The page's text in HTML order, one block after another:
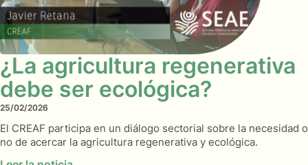
¿La agricultura regenerativa
debe ser ecológica?
25/02/2026
El CREAF participa en un diálogo sectorial sobre la necesidad o
no de acercar la agricultura regenerativa y ecológica.